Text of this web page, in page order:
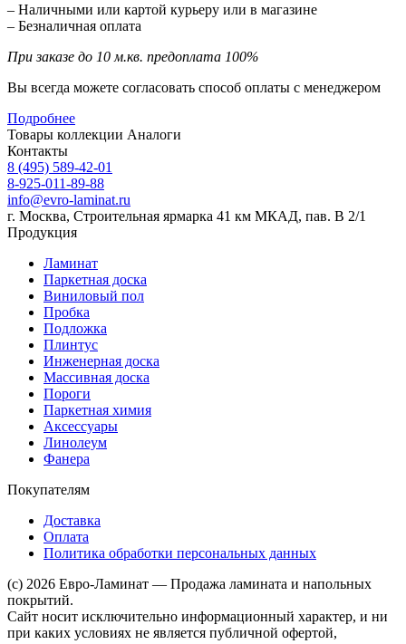
– Наличными или картой курьеру или в магазине
– Безналичная оплата
При заказе до 10 м.кв. предоплата 100%
Вы всегда можете согласовать способ оплаты с менеджером
Подробнее
Товары коллекции Аналоги
Контакты
8 (495) 589-42-01
8-925-011-89-88
info@evro-laminat.ru
г. Москва, Строительная ярмарка 41 км МКАД, пав. В 2/1
Продукция
Ламинат
Паркетная доска
Виниловый пол
Пробка
Подложка
Плинтус
Инженерная доска
Массивная доска
Пороги
Паркетная химия
Аксессуары
Линолеум
Фанера
Покупателям
Доставка
Оплата
Политика обработки персональных данных
(c) 2026 Евро-Ламинат — Продажа ламината и напольных
покрытий.
Сайт носит исключительно информационный характер, и ни
при каких условиях не является публичной офертой,